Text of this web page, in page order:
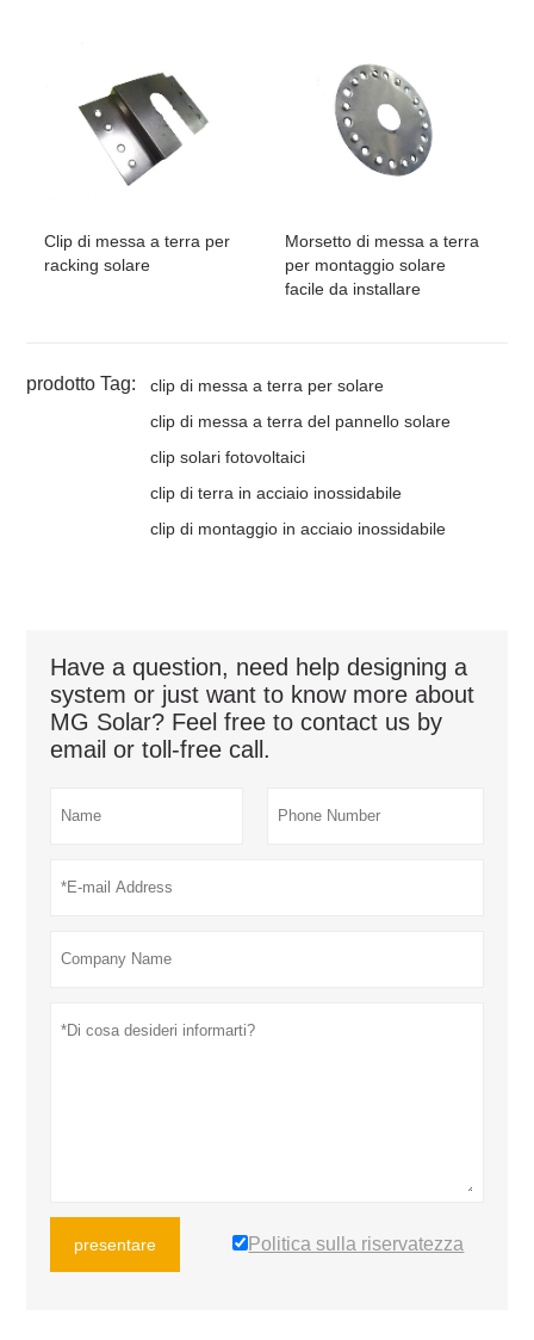
Clip di messa a terra per
racking solare
Morsetto di messa a terra
per montaggio solare
facile da installare
prodotto Tag:
clip di messa a terra per solare
clip di messa a terra del pannello solare
clip solari fotovoltaici
clip di terra in acciaio inossidabile
clip di montaggio in acciaio inossidabile
Have a question, need help designing a
system or just want to know more about
MG Solar? Feel free to contact us by
email or toll-free call.
presentare Politica sulla riservatezza